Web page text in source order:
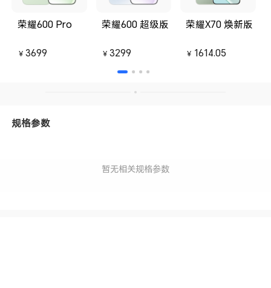
荣耀600 Pro
￥ 3699
荣耀600 超级版
￥ 3299
荣耀X70 焕新版
￥ 1614.05
规格参数
暂无相关规格参数